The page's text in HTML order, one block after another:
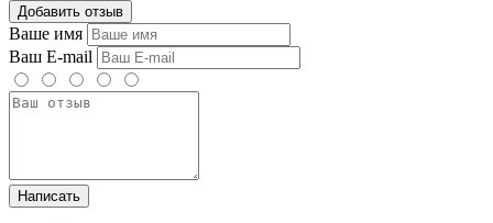
Добавить отзыв
Ваше имя
Ваш E-mail
Написать